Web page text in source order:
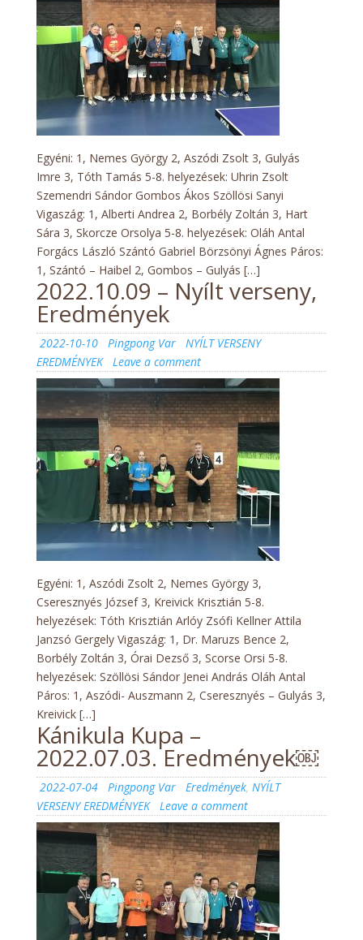
EREDMÉNYEK
Egyéni: 1, Nemes György 2, Aszódi Zsolt 3, Gulyás
Imre 3, Tóth Tamás 5-8. helyezések: Uhrin Zsolt
Szemendri Sándor Gombos Ákos Szöllösi Sanyi
Vigaszág: 1, Alberti Andrea 2, Borbély Zoltán 3, Hart
Sára 3, Skorcze Orsolya 5-8. helyezések: Oláh Antal
Forgács László Szántó Gabriel Börzsönyi Ágnes Páros:
1, Szántó – Haibel 2, Gombos – Gulyás […]
2022.10.09 – Nyílt verseny,
Eredmények
Posted
on
2022-10-10 Author
Pingpong Var Categories
NYÍLT VERSENY
EREDMÉNYEK
Leave a commenton
2022.10.09
–
Nyílt
verseny,
Eredmények
Egyéni: 1, Aszódi Zsolt 2, Nemes György 3,
Cseresznyés József 3, Kreivick Krisztián 5-8.
helyezések: Tóth Krisztián Arlóy Zsófi Kellner Attila
Janzsó Gergely Vigaszág: 1, Dr. Maruzs Bence 2,
Borbély Zoltán 3, Órai Dezső 3, Scorse Orsi 5-8.
helyezések: Szöllösi Sándor Jenei András Oláh Antal
Páros: 1, Aszódi- Auszmann 2, Cseresznyés – Gulyás 3,
Kreivick […]
Kánikula Kupa –
2022.07.03. Eredmények￼
Posted
on
2022-07-04 Author
Pingpong Var Categories
Eredmények, NYÍLT
VERSENY EREDMÉNYEK
Leave a commenton
Kánikula
Kupa
–
2022.07.03.
Eredmények
￼